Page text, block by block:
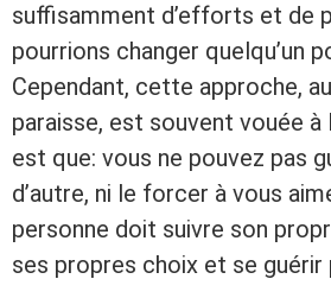
suffisamment d’efforts et de
pourrions changer quelqu’un
Cependant, cette approche,
paraisse, est souvent vouée à
est que: vous ne pouvez pas
d’autre, ni le forcer à vous
personne doit suivre son
ses propres choix et se guérir